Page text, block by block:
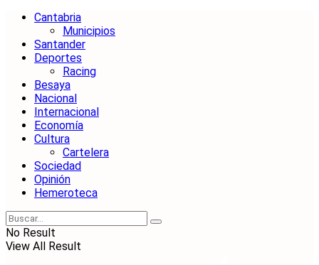
Cantabria
Municipios
Santander
Deportes
Racing
Besaya
Nacional
Internacional
Economía
Cultura
Cartelera
Sociedad
Opinión
Hemeroteca
No Result
View All Result